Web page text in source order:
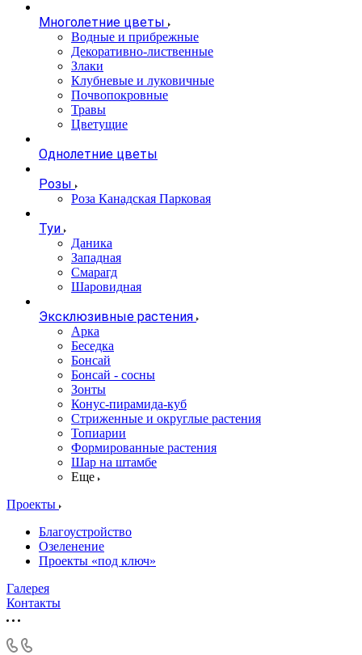
Многолетние цветы
Водные и прибрежные
Декоративно-лиственные
Злаки
Клубневые и луковичные
Почвопокровные
Травы
Цветущие
Однолетние цветы
Розы
Роза Канадская Парковая
Туи
Даника
Западная
Смарагд
Шаровидная
Эксклюзивные растения
Арка
Беседка
Бонсай
Бонсай - сосны
Зонты
Конус-пирамида-куб
Стриженные и округлые растения
Топиарии
Формированные растения
Шар на штамбе
Еще
Проекты
Благоустройство
Озеленение
Проекты «под ключ»
Галерея
Контакты